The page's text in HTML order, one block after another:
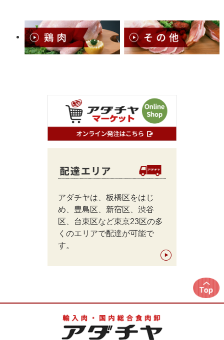
アダチヤは、板橋区をはじ
め、豊島区、新宿区、渋谷
区、台東区など東京23区の多
くのエリアで配達が可能で
す。